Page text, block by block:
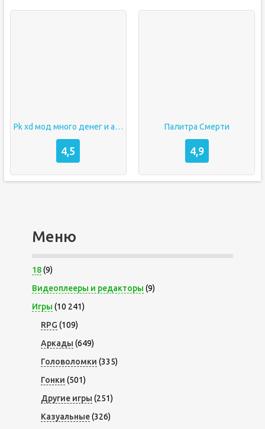
Pk xd мод много денег и алмазов
4,5
Палитра Смерти
4,9
Меню
18(9)
Видеоплееры и редакторы (9)
Игры (10 241)
RPG (109)
Аркады (649)
Головоломки (335)
Гонки (501)
Другие игры (251)
Казуальные(326)